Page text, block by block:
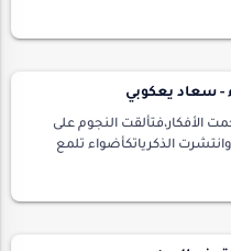
سعاد يعكوبي
الأفكار،فتألقت النجوم على
الذكرياتكأضواء تلمع
في بحر الابتكار،بلغة